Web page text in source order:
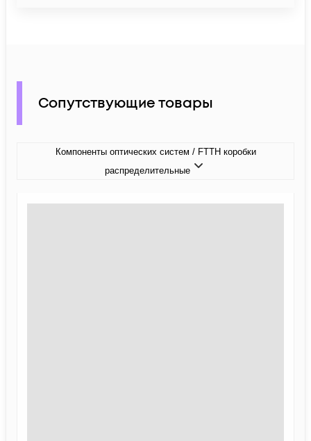
Сопутствующие товары
Компоненты оптических систем / FTTH коробки
распределительные